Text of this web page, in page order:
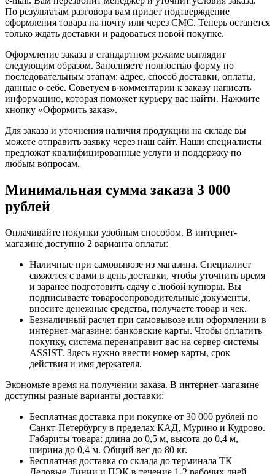
По результатам разговора вам придет подтверждение
оформления товара на почту или через СМС. Теперь останется
только ждать доставки и радоваться новой покупке.
Оформление заказа в стандартном режиме выглядит
следующим образом. Заполняете полностью форму по
последовательным этапам: адрес, способ доставки, оплаты,
данные о себе. Советуем в комментарии к заказу написать
информацию, которая поможет курьеру вас найти. Нажмите
кнопку «Оформить заказ».
Для заказа и уточнения наличия продукции на складе вы
можете отправить заявку через наш сайт. Наши специалисты
предложат квалифицированные услуги и поддержку по
любым вопросам.
Минимальная сумма заказа 3 000
рублей
Оплачивайте покупки удобным способом. В интернет-
магазине доступно 2 варианта оплаты:
Наличные при самовывозе из магазина. Специалист
свяжется с вами в день доставки, чтобы уточнить время
и заранее подготовить сдачу с любой купюры. Вы
подписываете товаросопроводительные документы,
вносите денежные средства, получаете товар и чек.
Безналичный расчет при самовывозе или оформлении в
интернет-магазине: банковские карты. Чтобы оплатить
покупку, система перенаправит вас на сервер системы
ASSIST. Здесь нужно ввести номер карты, срок
действия и имя держателя.
Экономьте время на получении заказа. В интернет-магазине
доступны разные варианты доставки:
Бесплатная доставка при покупке от 30 000 рублей по
Санкт-Петербургу в пределах КАД, Мурино и Кудрово.
Габариты товара: длина до 0,5 м, высота до 0,4 м,
ширина до 0,4 м. Общий вес до 80 кг.
Бесплатная доставка со склада до терминала ТК
Деловые Линии и ПЭК в течение 1-2 рабочих дней.